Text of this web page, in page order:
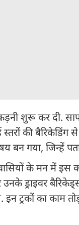
शुरू कर दी.
की बैरिकेडिंग
बन गया, जिन्हें
के मन में इस
ड्राइवर
ट्रकों का काम